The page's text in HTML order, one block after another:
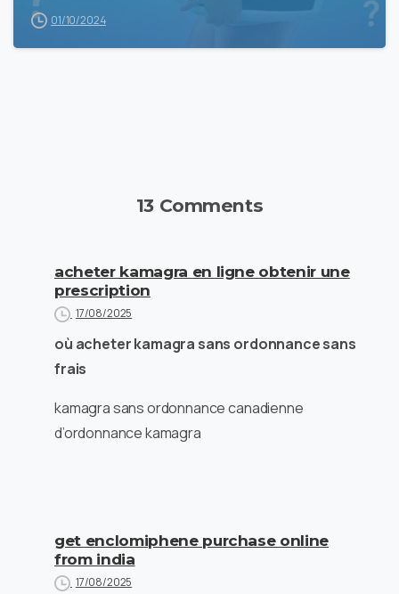
01/10/2024
13 Comments
acheter kamagra en ligne obtenir une
prescription
17/08/2025
où acheter kamagra sans ordonnance sans
frais
kamagra sans ordonnance canadienne
d’ordonnance kamagra
get enclomiphene purchase online
from india
17/08/2025